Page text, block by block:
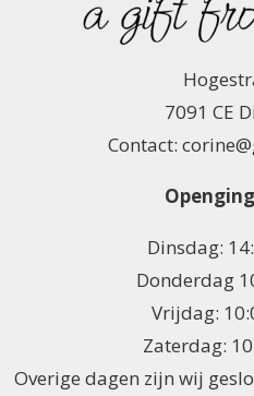
7091 CE
Contact:
Dinsdag:
Donderdag
Vrijdag:
Zaterdag:
Overige dagen zijn wij